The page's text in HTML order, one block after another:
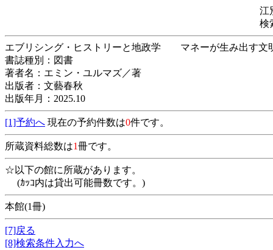
江
検
エブリシング・ヒストリーと地政学 マネーが生
書誌種別：図書
著者名：エミン・ユルマズ／著
出版者：文藝春秋
出版年月：2025.10
[1]予約へ 現在の予約件数は0件です。
所蔵資料総数は1冊です。
☆以下の館に所蔵があります。
(ｶｯｺ内は貸出可能冊数です。)
本館(1冊)
[7]戻る
[8]検索条件入力へ